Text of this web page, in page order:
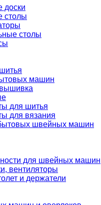
доски
столы
столы
машин
для шитья
для вязания
швейных машин
для швейных машин
вентиляторы
и держатели